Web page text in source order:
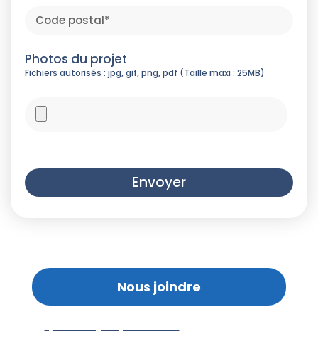
Photos du projet
Fichiers autorisés : jpg, gif, png, pdf (Taille maxi : 25MB)
Envoyer
Nous joindre